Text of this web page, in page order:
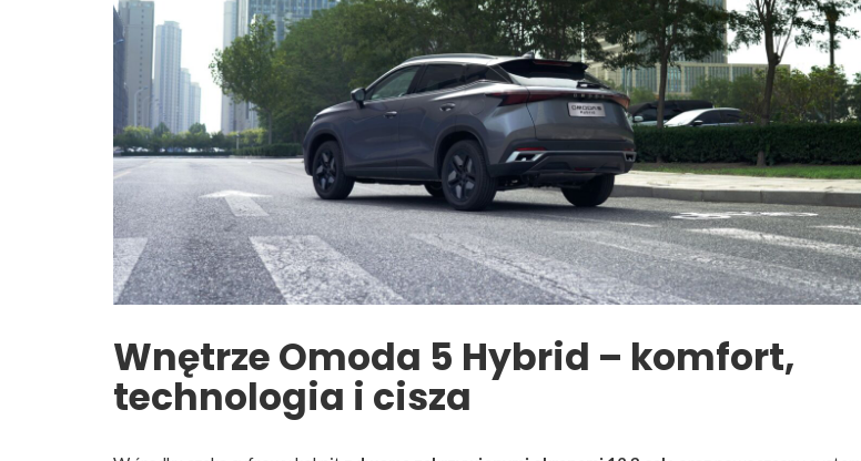
Wnętrze Omoda 5 Hybrid – komfort,
technologia i cisza